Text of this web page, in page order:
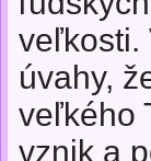
veľkosti.
úvahy,
veľkého
vznik a